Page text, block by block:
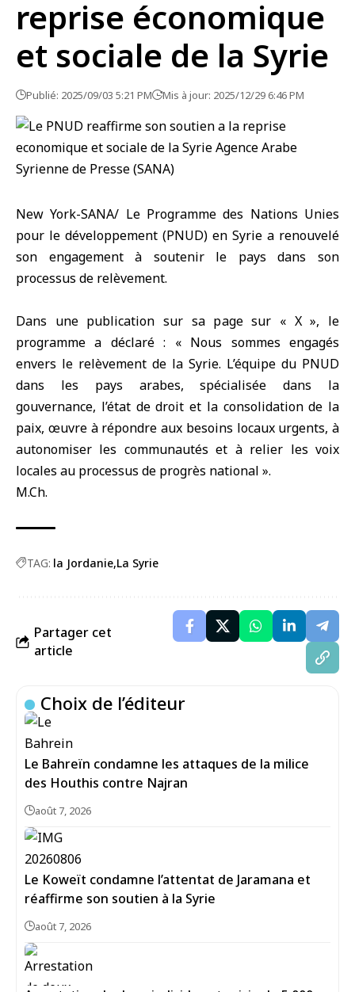
reprise économique
et sociale de la Syrie
Publié: 2025/09/03 5:21 PM Mis à jour: 2025/12/29 6:46 PM
New York-SANA/ Le Programme des Nations Unies
pour le développement (PNUD) en Syrie a renouvelé
son engagement à soutenir le pays dans son
processus de relèvement.
Dans une publication sur sa page sur « X », le
programme a déclaré : « Nous sommes engagés
envers le relèvement de la Syrie. L’équipe du PNUD
dans les pays arabes, spécialisée dans la
gouvernance, l’état de droit et la consolidation de la
paix, œuvre à répondre aux besoins locaux urgents, à
autonomiser les communautés et à relier les voix
locales au processus de progrès national ».
M.Ch.
TAG: la Jordanie La Syrie
Partager cet
article
Choix de l’éditeur
Le Bahreïn condamne les attaques de la milice
des Houthis contre Najran
août 7, 2026
Le Koweït condamne l’attentat de Jaramana et
réaffirme son soutien à la Syrie
août 7, 2026